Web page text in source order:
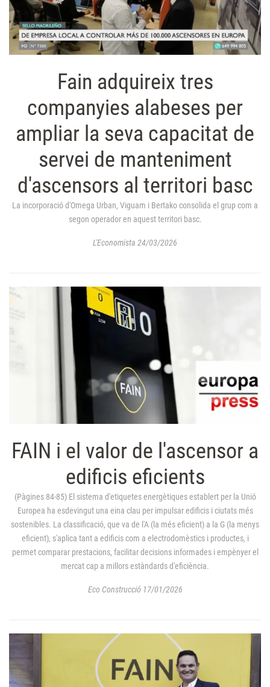
Fain adquireix tres
companyies alabeses per
ampliar la seva capacitat de
servei de manteniment
d'ascensors al territori basc
La incorporació d'Omega Urban, Viguam i Bertako consolida el grup com a
segon operador en aquest territori basc.
L'Economista 24/03/2026
FAIN i el valor de l'ascensor a
edificis eficients
(Pàgines 84-85) El sistema d'etiquetes energètiques establert per la Unió
Europea ha esdevingut una eina clau per impulsar edificis i ciutats més
sostenibles. La classificació, que va de l'A (la més eficient) a la G (la menys
eficient), s'aplica tant a edificis com a electrodomèstics i productes, i
permet comparar prestacions, facilitar decisions informades i empènyer el
mercat cap a millors estàndards d'eficiència.
Eco Construcció 17/01/2026